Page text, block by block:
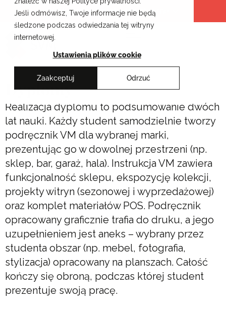
Jeśli odmówisz, Twoje informacje nie będą
śledzone podczas odwiedzania tej witryny
internetowej.
Ustawienia plików cookie
Zaakceptuj Odrzuć
Przejdź
treści
Krakowskie Szkoły Artystyczne
Dyplomy
Realizacja dyplomu to podsumowanie dwóch
lat nauki. Każdy student samodzielnie tworzy
podręcznik VM dla wybranej marki,
prezentując go w dowolnej przestrzeni (np.
sklep, bar, garaż, hala). Instrukcja VM zawiera
funkcjonalność sklepu, ekspozycję kolekcji,
projekty witryn (sezonowej i wyprzedażowej)
oraz komplet materiałów POS. Podręcznik
opracowany graficznie trafia do druku, a jego
uzupełnieniem jest aneks – wybrany przez
studenta obszar (np. mebel, fotografia,
stylizacja) opracowany na planszach. Całość
kończy się obroną, podczas której student
prezentuje swoją pracę.